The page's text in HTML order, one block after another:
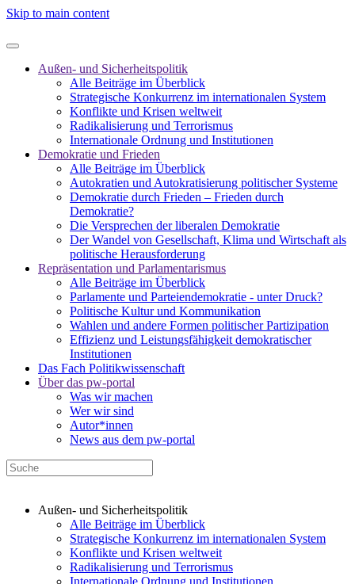
Skip to main content
Außen- und Sicherheitspolitik
Alle Beiträge im Überblick
Strategische Konkurrenz im internationalen System
Konflikte und Krisen weltweit
Radikalisierung und Terrorismus
Internationale Ordnung und Institutionen
Demokratie und Frieden
Alle Beiträge im Überblick
Autokratien und Autokratisierung politischer Systeme
Demokratie durch Frieden – Frieden durch
Demokratie?
Die Versprechen der liberalen Demokratie
Der Wandel von Gesellschaft, Klima und Wirtschaft als
politische Herausforderung
Repräsentation und Parlamentarismus
Alle Beiträge im Überblick
Parlamente und Parteiendemokratie - unter Druck?
Politische Kultur und Kommunikation
Wahlen und andere Formen politischer Partizipation
Effizienz und Leistungsfähigkeit demokratischer
Institutionen
Das Fach Politikwissenschaft
Über das pw-portal
Was wir machen
Wer wir sind
Autor*innen
News aus dem pw-portal
Außen- und Sicherheitspolitik
Alle Beiträge im Überblick
Strategische Konkurrenz im internationalen System
Konflikte und Krisen weltweit
Radikalisierung und Terrorismus
Internationale Ordnung und Institutionen